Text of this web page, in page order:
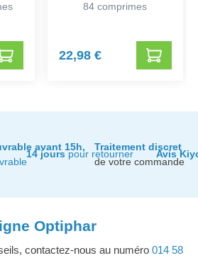
84 comprimes
22,98 €
avant 15h,
14 jourspour retourner
Traitement discret
de votre commande
Avis
Optiphar
contactez-nous au numéro 014 58